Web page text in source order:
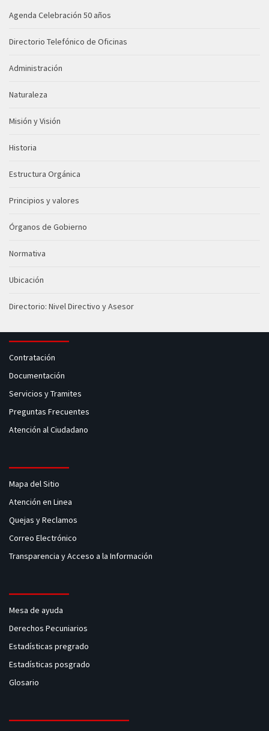
Agenda Celebración 50 años
Directorio Telefónico de Oficinas
Administración
Naturaleza
Misión y Visión
Historia
Estructura Orgánica
Principios y valores
Órganos de Gobierno
Normativa
Ubicación
Directorio: Nivel Directivo y Asesor
Contratación
Documentación
Servicios y Tramites
Preguntas Frecuentes
Atención al Ciudadano
Mapa del Sitio
Atención en Linea
Quejas y Reclamos
Correo Electrónico
Transparencia y Acceso a la Información
Mesa de ayuda
Derechos Pecuniarios
Estadísticas pregrado
Estadísticas posgrado
Glosario